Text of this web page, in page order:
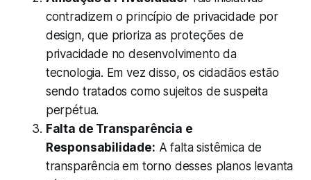
contradizem o princípio de privacidade por
design, que prioriza as proteções de
privacidade no desenvolvimento da
tecnologia. Em vez disso, os cidadãos estão
sendo tratados como sujeitos de suspeita
perpétua.
Falta de Transparência e
Responsabilidade: A falta sistêmica de
transparência em torno desses planos levanta